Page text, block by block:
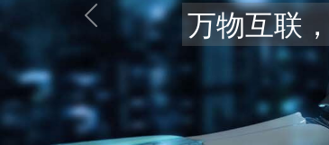
提供专业